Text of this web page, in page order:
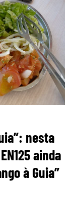
nesta
ainda
à Guia”